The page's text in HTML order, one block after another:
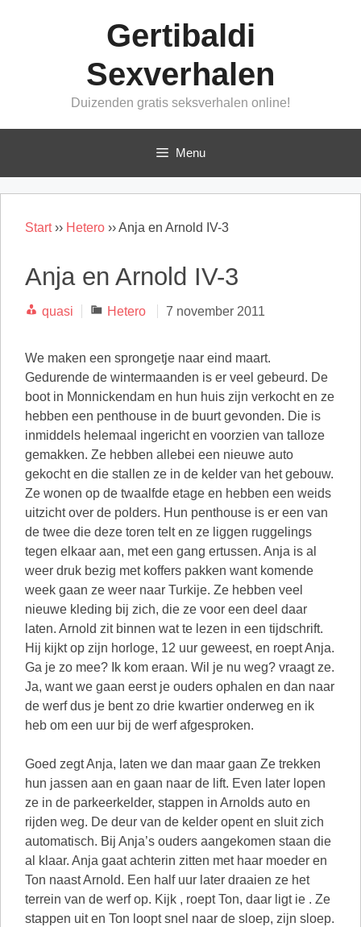
Gertibaldi
Sexverhalen
Duizenden gratis seksverhalen online!
Menu
Start›› Hetero ››Anja en Arnold IV-3
Anja en Arnold IV-3
quasi Categorieën
Hetero 7 november 2011
We maken een sprongetje naar eind maart.
Gedurende de wintermaanden is er veel gebeurd. De
boot in Monnickendam en hun huis zijn verkocht en ze
hebben een penthouse in de buurt gevonden. Die is
inmiddels helemaal ingericht en voorzien van talloze
gemakken. Ze hebben allebei een nieuwe auto
gekocht en die stallen ze in de kelder van het gebouw.
Ze wonen op de twaalfde etage en hebben een weids
uitzicht over de polders. Hun penthouse is er een van
de twee die deze toren telt en ze liggen ruggelings
tegen elkaar aan, met een gang ertussen. Anja is al
weer druk bezig met koffers pakken want komende
week gaan ze weer naar Turkije. Ze hebben veel
nieuwe kleding bij zich, die ze voor een deel daar
laten. Arnold zit binnen wat te lezen in een tijdschrift.
Hij kijkt op zijn horloge, 12 uur geweest, en roept Anja.
Ga je zo mee? Ik kom eraan. Wil je nu weg? vraagt ze.
Ja, want we gaan eerst je ouders ophalen en dan naar
de werf dus je bent zo drie kwartier onderweg en ik
heb om een uur bij de werf afgesproken.
Goed zegt Anja, laten we dan maar gaan Ze trekken
hun jassen aan en gaan naar de lift. Even later lopen
ze in de parkeerkelder, stappen in Arnolds auto en
rijden weg. De deur van de kelder opent en sluit zich
automatisch. Bij Anja’s ouders aangekomen staan die
al klaar. Anja gaat achterin zitten met haar moeder en
Ton naast Arnold. Een half uur later draaien ze het
terrein van de werf op. Kijk , roept Ton, daar ligt ie . Ze
stappen uit en Ton loopt snel naar de sloep, zijn sloep.